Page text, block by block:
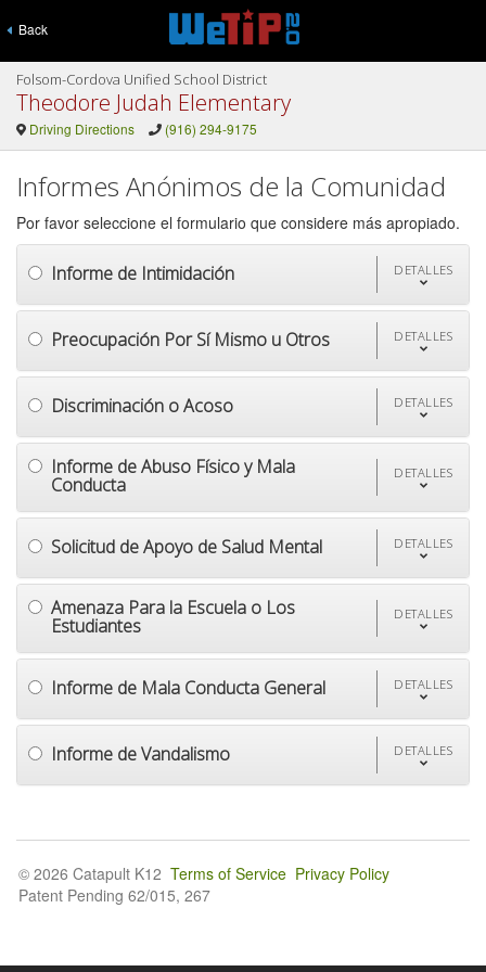
Back
Folsom-Cordova Unified School District
Theodore Judah Elementary
Driving Directions (916) 294-9175
Informes Anónimos de la Comunidad
Por favor seleccione el formulario que considere más apropiado.
Informe de Intimidación DETALLES
Preocupación Por Sí Mismo u Otros DETALLES
Discriminación o Acoso DETALLES
Informe de Abuso Físico y Mala
Conducta
DETALLES
Solicitud de Apoyo de Salud Mental DETALLES
Amenaza Para la Escuela o Los
Estudiantes
DETALLES
Informe de Mala Conducta General DETALLES
Informe de Vandalismo DETALLES
© 2026 Catapult K12 Terms of Service Privacy Policy
Patent Pending 62/015, 267